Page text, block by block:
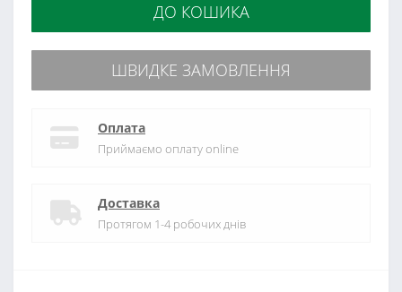
ДО КОШИКА
ШВИДКЕ ЗАМОВЛЕННЯ
Оплата
Приймаємо оплату online
Доставка
Протягом 1-4 робочих днів